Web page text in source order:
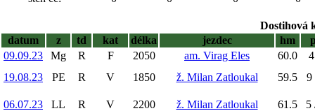
Dostihová
datum
z td kat délka jezdec hm
09.09.23
Mg R F 2050 am. Virag Eles 60.0
19.08.23
PE R V 1850 ž. Milan Zatloukal 59.5 9
06.07.23 LL R V 2200 ž. Milan Zatloukal 61.5 5